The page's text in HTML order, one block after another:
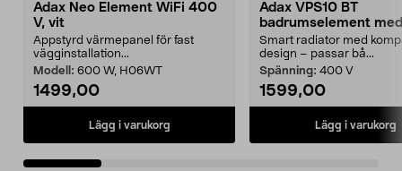
Adax Neo Element WiFi 400
V, vit
Appstyrd värmepanel för fast
vägginstallation...
Modell: 600 W, H06WT
1499,00
Lägg i varukorg
Adax VPS10 BT
badrumselement med
Bluetooth, 400 W
Smart radiator med
design – passar bå...
Spänning: 400 V
1599,00
Lägg i varukorg